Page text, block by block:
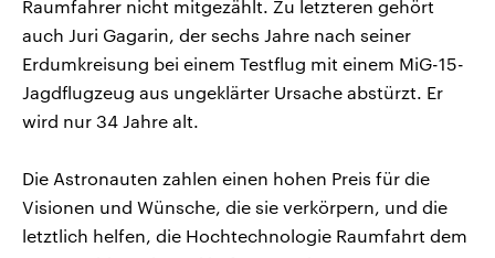
Raumfahrer nicht mitgezählt. Zu letzteren gehört
auch Juri Gagarin, der sechs Jahre nach seiner
Erdumkreisung bei einem Testflug mit einem MiG-15-
Jagdflugzeug aus ungeklärter Ursache abstürzt. Er
wird nur 34 Jahre alt.
Die Astronauten zahlen einen hohen Preis für die
Visionen und Wünsche, die sie verkörpern, und die
letztlich helfen, die Hochtechnologie Raumfahrt dem